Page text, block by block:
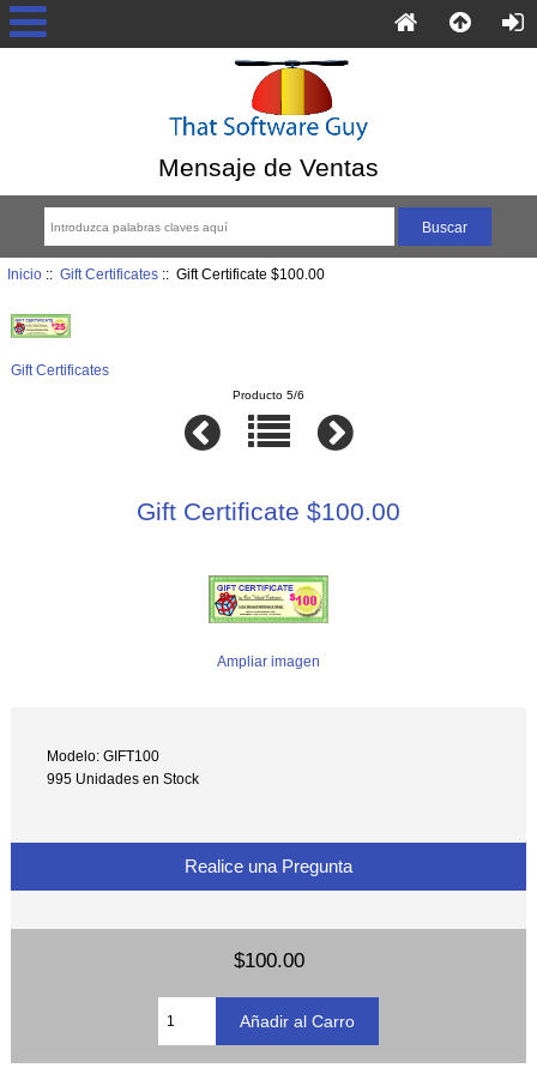
Mensaje de Ventas
Inicio:: Gift Certificates:: Gift Certificate $100.00
Gift Certificates
Producto 5/6
Gift Certificate $100.00
Ampliar imagen
Modelo: GIFT100
995 Unidades en Stock
Realice una Pregunta
$100.00